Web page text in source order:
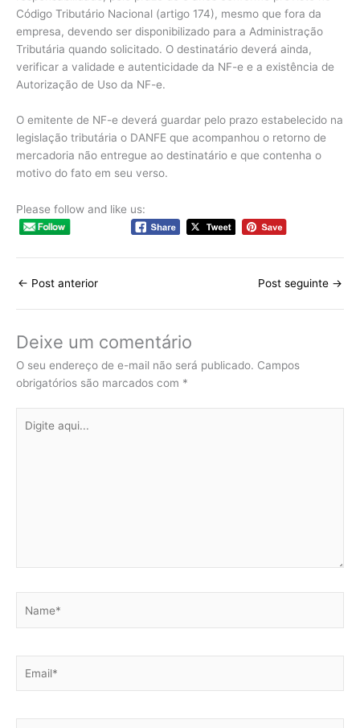
Código Tributário Nacional (artigo 174), mesmo que fora da
empresa, devendo ser disponibilizado para a Administração
Tributária quando solicitado. O destinatário deverá ainda,
verificar a validade e autenticidade da NF-e e a existência de
Autorização de Uso da NF-e.
O emitente de NF-e deverá guardar pelo prazo estabelecido na
legislação tributária o DANFE que acompanhou o retorno de
mercadoria não entregue ao destinatário e que contenha o
motivo do fato em seu verso.
Please follow and like us:
← Post anterior Post seguinte →
Deixe um comentário
O seu endereço de e-mail não será publicado. Campos
obrigatórios são marcados com *
aqui...